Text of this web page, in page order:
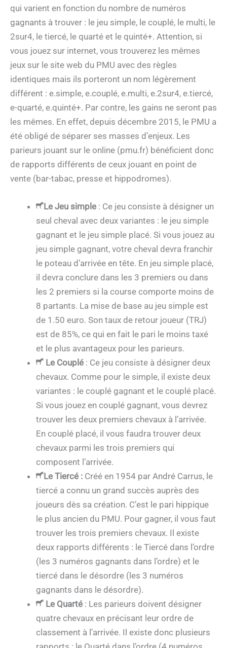
qui varient en fonction du nombre de numéros
gagnants à trouver : le jeu simple, le couplé, le multi, le
2sur4, le tiercé, le quarté et le quinté+. Attention, si
vous jouez sur internet, vous trouverez les mêmes
jeux sur le site web du PMU avec des règles
identiques mais ils porteront un nom légèrement
différent : e.simple, e.couplé, e.multi, e.2sur4, e.tiercé,
e-quarté, e.quinté+. Par contre, les gains ne seront pas
les mêmes. En effet, depuis décembre 2015, le PMU a
été obligé de séparer ses masses d’enjeux. Les
parieurs jouant sur le online (pmu.fr) bénéficient donc
de rapports différents de ceux jouant en point de
vente (bar-tabac, presse et hippodromes).
Le Jeu simple : Ce jeu consiste à désigner un
seul cheval avec deux variantes : le jeu simple
gagnant et le jeu simple placé. Si vous jouez au
jeu simple gagnant, votre cheval devra franchir
le poteau d’arrivée en tête. En jeu simple placé,
il devra conclure dans les 3 premiers ou dans
les 2 premiers si la course comporte moins de
8 partants. La mise de base au jeu simple est
de 1.50 euro. Son taux de retour joueur (TRJ)
est de 85%, ce qui en fait le pari le moins taxé
et le plus avantageux pour les parieurs.
Le Couplé : Ce jeu consiste à désigner deux
chevaux. Comme pour le simple, il existe deux
variantes : le couplé gagnant et le couplé placé.
Si vous jouez en couplé gagnant, vous devrez
trouver les deux premiers chevaux à l’arrivée.
En couplé placé, il vous faudra trouver deux
chevaux parmi les trois premiers qui
composent l’arrivée.
Le Tiercé : Créé en 1954 par André Carrus, le
tiercé a connu un grand succès auprès des
joueurs dès sa création. C’est le pari hippique
le plus ancien du PMU. Pour gagner, il vous faut
trouver les trois premiers chevaux. Il existe
deux rapports différents : le Tiercé dans l’ordre
(les 3 numéros gagnants dans l’ordre) et le
tiercé dans le désordre (les 3 numéros
gagnants dans le désordre).
Le Quarté : Les parieurs doivent désigner
quatre chevaux en précisant leur ordre de
classement à l’arrivée. Il existe donc plusieurs